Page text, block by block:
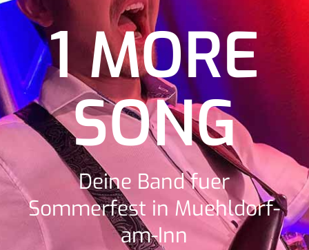
1 MORE
SONG
Deine Band fuer
Sommerfest in Muehldorf-
am-Inn